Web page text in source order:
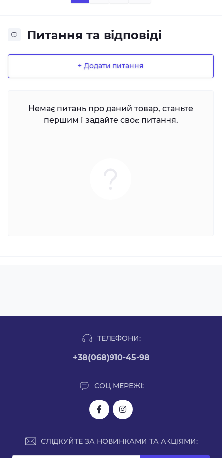
Питання та відповіді
+ Додати питання
Немає питань про даний товар, станьте
першим і задайте своє питання.
ТЕЛЕФОНИ:
+38(068)910-45-98
СОЦ МЕРЕЖІ:
СЛІДКУЙТЕ ЗА НОВИНКАМИ ТА АКЦІЯМИ: